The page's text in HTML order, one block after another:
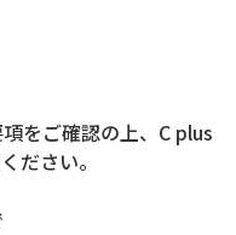
をご確認の上、C plus
ださい。